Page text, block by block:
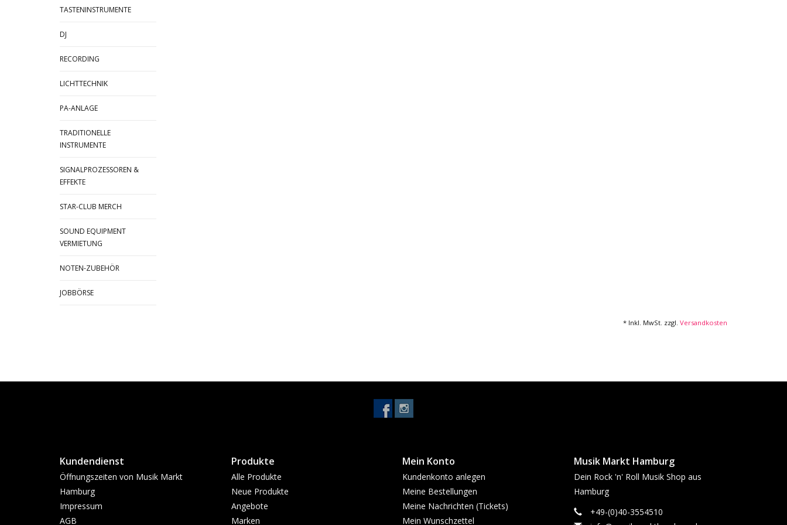
TASTENINSTRUMENTE
DJ
RECORDING
LICHTTECHNIK
PA-ANLAGE
TRADITIONELLE
INSTRUMENTE
SIGNALPROZESSOREN &
EFFEKTE
STAR-CLUB MERCH
SOUND EQUIPMENT
VERMIETUNG
NOTEN-ZUBEHÖR
JOBBÖRSE
* Inkl. MwSt. zzgl. Versandkosten
Kundendienst
Öffnungszeiten von Musik Markt
Hamburg
Impressum
AGB
Produkte
Alle Produkte
Neue Produkte
Angebote
Marken
Mein Konto
Kundenkonto anlegen
Meine Bestellungen
Meine Nachrichten (Tickets)
Mein Wunschzettel
Musik Markt Hamburg
Dein Rock 'n' Roll Musik Shop aus
Hamburg
+49-(0)40-3554510